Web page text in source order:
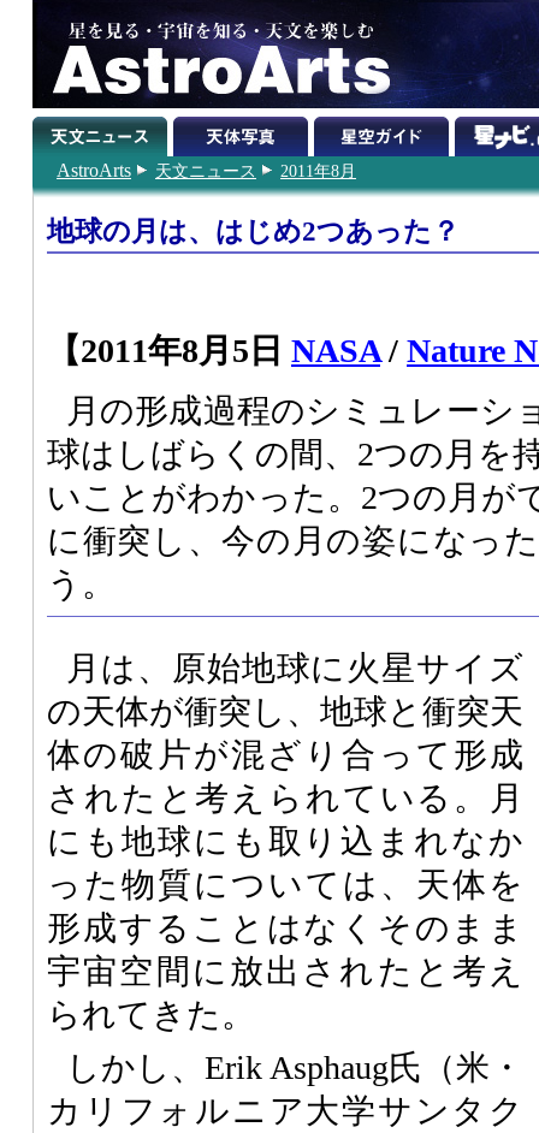
AstroArts 天文ニュース 2011年8月
地球の月は、はじめ2つあった？
【2011年8月5日 NASA/ Nature
月の形成過程のシミュレーシ
球はしばらくの間、2つの月を
いことがわかった。2つの月が
に衝突し、今の月の姿になっ
う。
月は、原始地球に火星サイズ
の天体が衝突し、地球と衝突天
体の破片が混ざり合って形成
されたと考えられている。月
にも地球にも取り込まれなか
った物質については、天体を
形成することはなくそのまま
宇宙空間に放出されたと考え
られてきた。
しかし、Erik Asphaug氏（米・
カリフォルニア大学サンタク